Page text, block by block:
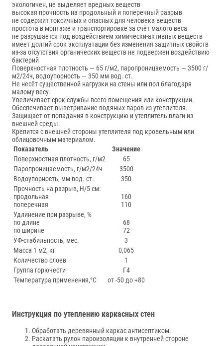
экологичен, не выделяет вредных веществ
высокая прочность на продольный и поперечный разрыв
не содержит токсичных и опасных для человека веществ
простота в монтаже и транспортировке за счёт малого веса
не разрушается под воздействием химически-активных веществ
имеет долгий срок эксплуатации без изменения защитных свойств
из-за отсутствия органических веществ не подвержен воздействию
бактерий
Поверхностная плотность — 65 г/м2, паропроницаемость — 3500 г/
м2/24ч, водоупорность — 350 мм вод. ст.
Не несёт существенной нагрузки на стены или пол благодаря
малому весу.
Увеличивает срок службы всего помещения или конструкции.
Обеспечивает выветривание водяных паров из утеплителя.
Защищает от попадания в конструкцию и утеплитель влаги из
внешней среды.
Крепится с внешней стороны утеплителя под кровельным или
облицовочным материалом.
Показатель
Значение
Поверхностная плотность, г/м2
65
Паропроницаемость, г/м2/24ч
3500
Водоупорность, мм вод. ст.
350
Прочность на разрыв, Н/5 см:
продольная
поперечная
160
110
Удлинение при разрыве, %
по длине
по ширине
68
72
УФ-стабильность, мес.
3
Масса 1 м2, кг
0,065
Количество слоев
1
Группа горючести
Г4
Температура применения,°С
от -50 до +80
Инструкция по утеплению каркасных стен
Обработать деревянный каркас антисептиком.
Раскатать рулон пароизоляции к внутренней стороне